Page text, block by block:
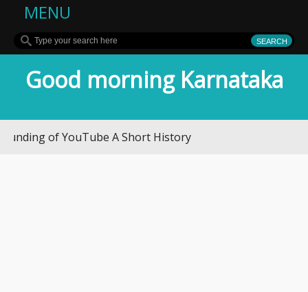
MENU
Good morning Karnataka
of YouTube A Short History